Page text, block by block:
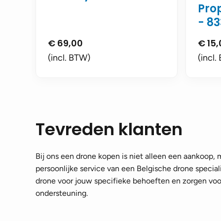
€ 69,00
(incl. BTW)
-
€
(incl.
Tevreden klanten
Bij ons een drone kopen is niet alleen een aankoop,
persoonlijke service van een Belgische drone
drone voor jouw specifieke behoeften en zorgen
ondersteuning.